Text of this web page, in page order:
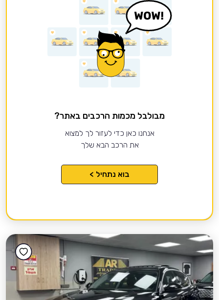
מבולבל מכמות הרכבים באתר?
אנחנו כאן כדי לעזור לך למצוא
את הרכב הבא שלך
בוא נתחיל >